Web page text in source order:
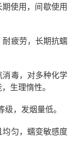
使用，间歇使用
疲劳，长期抗蠕
毒，对多种化学
生理惰性。
，发烟量低。
匀，蠕变敏感度